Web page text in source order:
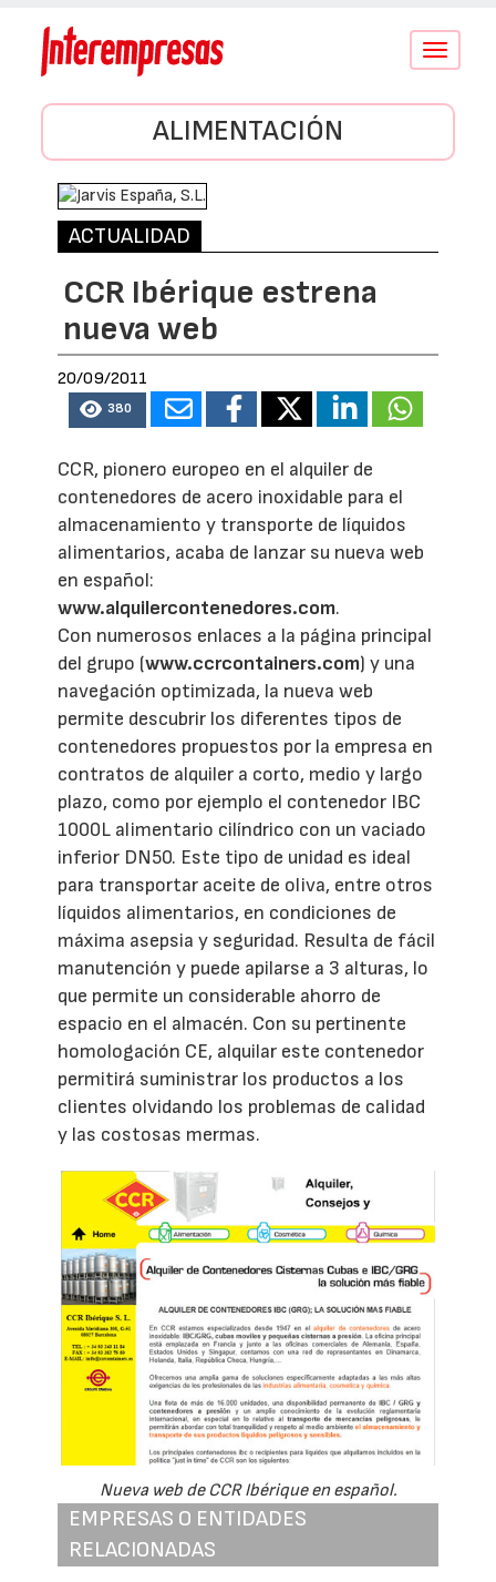
Conmutar
ALIMENTACIÓN
ACTUALIDAD
CCR Ibérique estrena
nueva web
20/09/2011
380
CCR, pionero europeo en el alquiler de
contenedores de acero inoxidable para el
almacenamiento y transporte de líquidos
alimentarios, acaba de lanzar su nueva web
en español:
www.alquilercontenedores.com.
Con numerosos enlaces a la página principal
del grupo (www.ccrcontainers.com) y una
navegación optimizada, la nueva web
permite descubrir los diferentes tipos de
contenedores propuestos por la empresa en
contratos de alquiler a corto, medio y largo
plazo, como por ejemplo el contenedor IBC
1000L alimentario cilíndrico con un vaciado
inferior DN50. Este tipo de unidad es ideal
para transportar aceite de oliva, entre otros
líquidos alimentarios, en condiciones de
máxima asepsia y seguridad. Resulta de fácil
manutención y puede apilarse a 3 alturas, lo
que permite un considerable ahorro de
espacio en el almacén. Con su pertinente
homologación CE, alquilar este contenedor
permitirá suministrar los productos a los
clientes olvidando los problemas de calidad
y las costosas mermas.
Nueva web de CCR Ibérique en español.
EMPRESAS O ENTIDADES
RELACIONADAS